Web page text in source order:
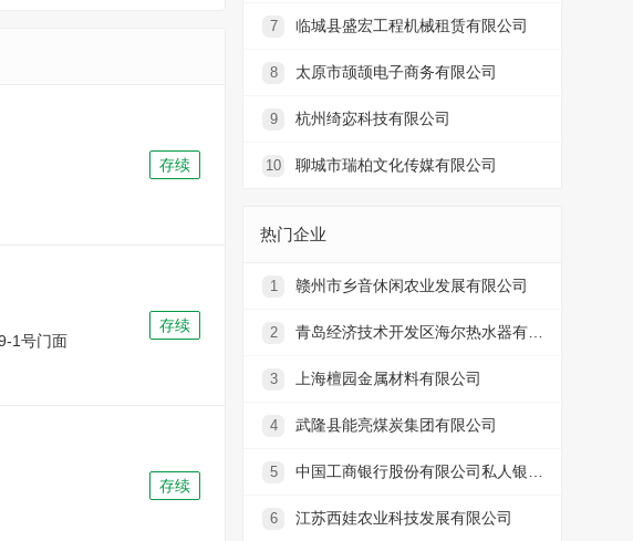
存续
1号门面
存续
存续
7 临城县盛宏工程机械租赁有限公司
8 太原市颉颉电子商务有限公司
9 杭州绮宓科技有限公司
10 聊城市瑞柏文化传媒有限公司
热门企业
1 赣州市乡音休闲农业发展有限公司
2
3 上海檀园金属材料有限公司
4 武隆县能亮煤炭集团有限公司
5
6 江苏西娃农业科技发展有限公司